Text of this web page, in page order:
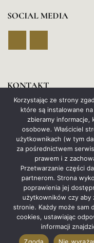
SOCIAL MEDIA
KONTAKT
+48 517 653 046
+48 880 962 424
Projekt stronyBusiness
prawa zastrzeżone|
Pietrak &
Korzystając ze strony
które są instalowane
zbieramy informacje,
osobowe. Właściciel
użytkownikach (w tym
za pośrednictwem
prawem i z
Przetwarzanie części
partnerom. Strona
poprawienia jej
użytkowników czy aby
stronie. Każdy może sam
cookies, ustawiając
informacji
Zgoda
Nie